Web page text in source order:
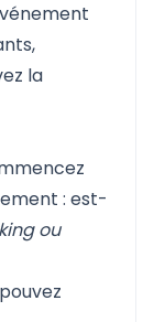
la
: est-
ou